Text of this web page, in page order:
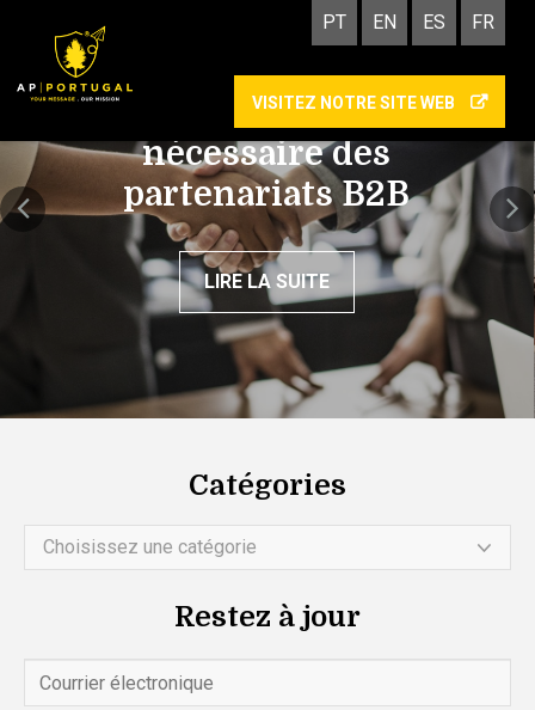
PT EN ES FR
VISITEZ NOTRE SITE WEB
La confiance, pilier
nécessaire des
partenariats B2B
LIRE LA SUITE
Catégories
Choisissez une catégorie
Restez à jour